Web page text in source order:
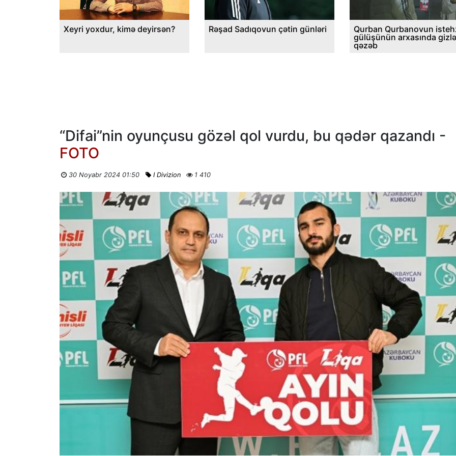
Xeyri yoxdur, kimə deyirsən? Rəşad Sadıqovun çətin günləri
Qurban Qurbanovun
gülüşünün arxasında
qəzəb
“Difai”nin oyunçusu gözəl qol vurdu, bu qədər qazandı -
FOTO
30 Noyabr 2024 01:50 I Divizion 1 410